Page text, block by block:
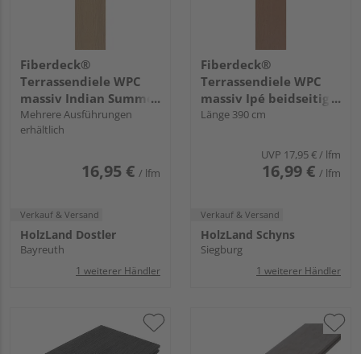
Fiberdeck®
Terrassendiele WPC
massiv Indian Summer
einseitig Holzstruktur,
einseitig glatt,
Harmony - 22,5 x 138
Mehrere Ausführungen
erhältlich
16,95 € / lfm
Verkauf & Versand
HolzLand Dostler
Bayreuth
1 weiterer Händler
Fiberdeck®
Terrassendiele WPC
massiv Ipé beidseitig
glatt, längsseitige Nut,
Länge 390 cm
UVP 17,95 €/ lfm
16,99 € / lfm
Verkauf & Versand
HolzLand Schyns
Siegburg
1 weiterer Händler